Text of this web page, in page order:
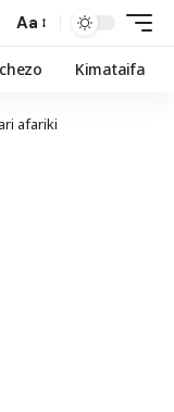
Aa
Kimataifa
afariki